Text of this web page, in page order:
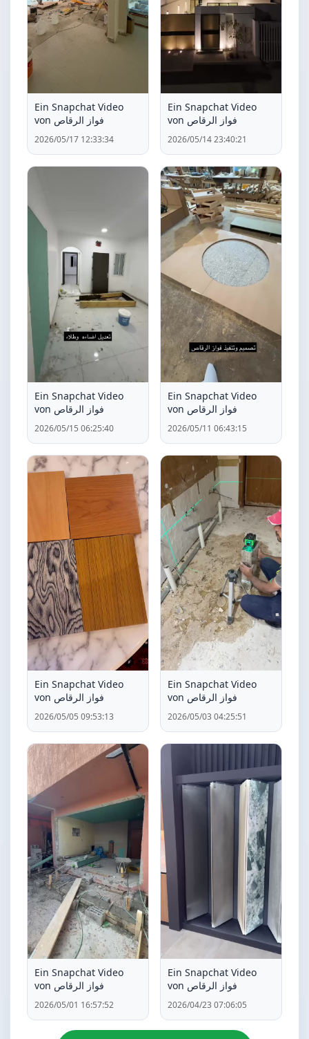
Ein Snapchat Video
von فواز الرقاص
2026/05/17 12:33:34
Ein Snapchat Video
von فواز الرقاص
2026/05/14 23:40:21
Ein Snapchat Video
von فواز الرقاص
2026/05/15 06:25:40
Ein Snapchat Video
von فواز الرقاص
2026/05/11 06:43:15
Ein Snapchat Video
von فواز الرقاص
2026/05/05 09:53:13
Ein Snapchat Video
von فواز الرقاص
2026/05/03 04:25:51
Ein Snapchat Video
von فواز الرقاص
2026/05/01 16:57:52
Ein Snapchat Video
von فواز الرقاص
2026/04/23 07:06:05